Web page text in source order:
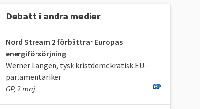
Debatt i andra medier
Nord Stream 2 förbättrar Europas
energiförsörjning
Werner Langen, tysk kristdemokratisk EU-
parlamentariker
GP, 2 maj